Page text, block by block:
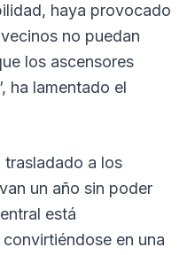
haya provocado
no puedan
los ascensores
ha lamentado el
trasladado a los
un año sin poder
está
en una